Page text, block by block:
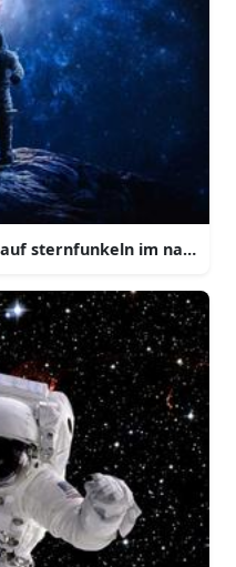
sternfunkeln im nacht